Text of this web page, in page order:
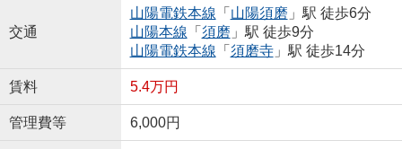
交通
山陽電鉄本線 「 山陽須磨 」駅 徒歩6分
山陽本線 「 須磨 」駅 徒歩9分
山陽電鉄本線 「 須磨寺」駅 徒歩14分
賃料 5.4万円
管理費等 6,000円